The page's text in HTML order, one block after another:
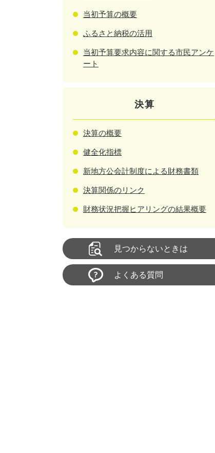
当初予算の概要
ふるさと納税の活用
当初予算要求内容に関する市民アンケ
ート
決算
決算の概要
健全化指標
新地方公会計制度による財務書類
決算関係のリンク
財務状況把握ヒアリングの結果概要
見つからないときは
よくある質問